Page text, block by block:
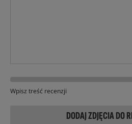
Wpisz treść recenzji
DODAJ ZDJĘCIA DO